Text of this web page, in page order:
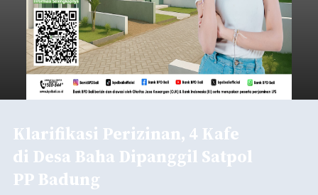
Klarifikasi Perizinan, 4 Kafe
di Desa Baha Dipanggil Satpol
PP Badung